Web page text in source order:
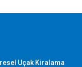
Uçak Kiralama